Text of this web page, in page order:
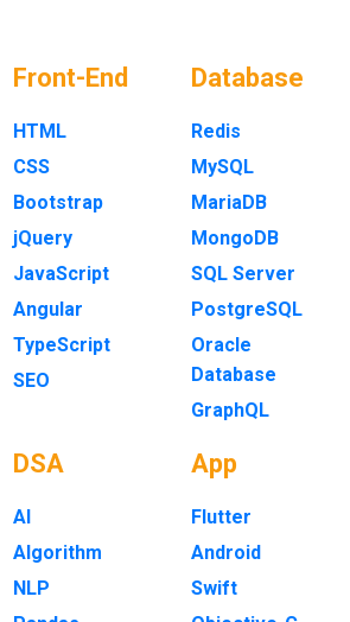
Front-End
HTML
CSS
Bootstrap
jQuery
JavaScript
Angular
TypeScript
SEO
Database
Redis
MySQL
MariaDB
MongoDB
SQL Server
PostgreSQL
Oracle
Database
GraphQL
DSA
AI
Algorithm
NLP
App
Flutter
Android
Swift